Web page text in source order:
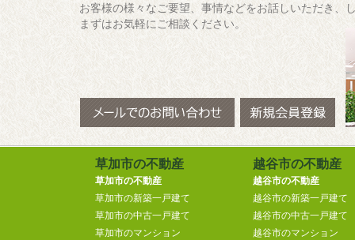
お客様の様々なご要望、事情などをお話しいただき、
まずはお気軽にご相談ください。
草加市の不動産
草加市の不動産
草加市の新築一戸建て
草加市の中古一戸建て
草加市のマンション
越谷市の不動産
越谷市の不動産
越谷市の新築一戸建て
越谷市の中古一戸建て
越谷市のマンション